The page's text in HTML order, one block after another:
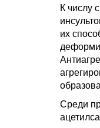
К числу
их
Среди